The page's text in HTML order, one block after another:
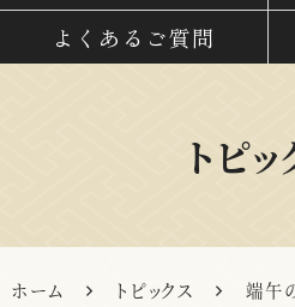
よくあるご質問
トピ
ホーム トピックス
端午